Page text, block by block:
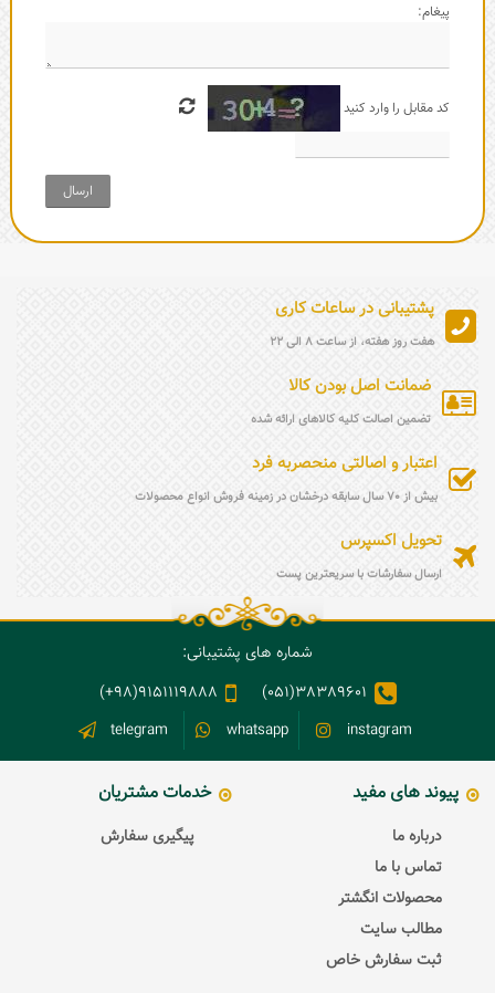
پیغام:
کد مقابل را وارد کنید
ارسال
پشتیبانی در ساعات کاری
هفت روز هفته، از ساعت 8 الی 22
ضمانت اصل بودن کالا
تضمین اصالت کلیه کالاهای ارائه شده
اعتبار و اصالتی منحصربه فرد
بیش از 70 سال سابقه درخشان در زمینه فروش انواع محصولات
تحویل اکسپرس
ارسال سفارشات با سریعترین پست
شماره های پشتیبانی:
38389601(051)
9151119888(98+)
instagram
whatsapp
telegram
پیوند های مفید
درباره ما
تماس با ما
محصولات انگشتر
مطالب سایت
ثبت سفارش خاص
خدمات مشتریان
پیگیری سفارش